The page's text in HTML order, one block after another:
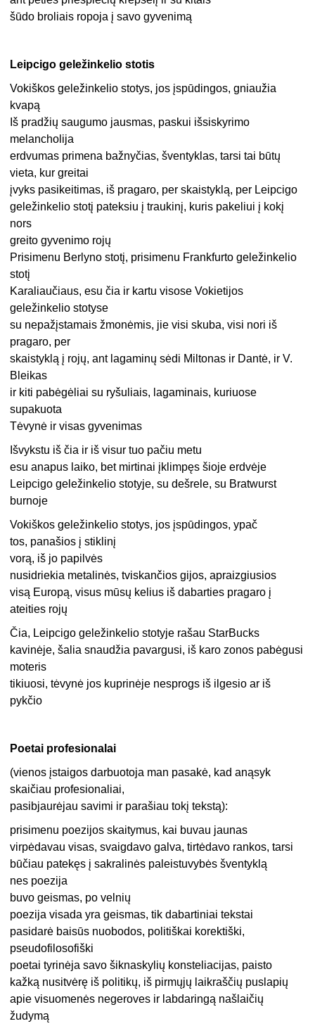
šūdo broliais ropoja į savo gyvenimą
Leipcigo geležinkelio stotis
Vokiškos geležinkelio stotys, jos įspūdingos, gniaužia
kvapą
Iš pradžių saugumo jausmas, paskui išsiskyrimo
melancholija
erdvumas primena bažnyčias, šventyklas, tarsi tai būtų
vieta, kur greitai
įvyks pasikeitimas, iš pragaro, per skaistyklą, per Leipcigo
geležinkelio stotį pateksiu į traukinį, kuris pakeliui į kokį
nors
greito gyvenimo rojų
Prisimenu Berlyno stotį, prisimenu Frankfurto geležinkelio
stotį
Karaliaučiaus, esu čia ir kartu visose Vokietijos
geležinkelio stotyse
su nepažįstamais žmonėmis, jie visi skuba, visi nori iš
pragaro, per
skaistyklą į rojų, ant lagaminų sėdi Miltonas ir Dantė, ir V.
Bleikas
ir kiti pabėgėliai su ryšuliais, lagaminais, kuriuose
supakuota
Tėvynė ir visas gyvenimas
Išvykstu iš čia ir iš visur tuo pačiu metu
esu anapus laiko, bet mirtinai įklimpęs šioje erdvėje
Leipcigo geležinkelio stotyje, su dešrele, su Bratwurst
burnoje
Vokiškos geležinkelio stotys, jos įspūdingos, ypač
tos, panašios į stiklinį
vorą, iš jo papilvės
nusidriekia metalinės, tviskančios gijos, apraizgiusios
visą Europą, visus mūsų kelius iš dabarties pragaro į
ateities rojų
Čia, Leipcigo geležinkelio stotyje rašau StarBucks
kavinėje, šalia snaudžia pavargusi, iš karo zonos pabėgusi
moteris
tikiuosi, tėvynė jos kuprinėje nesprogs iš ilgesio ar iš
pykčio
Poetai profesionalai
(vienos įstaigos darbuotoja man pasakė, kad anąsyk
skaičiau profesionaliai,
pasibjaurėjau savimi ir parašiau tokį tekstą):
prisimenu poezijos skaitymus, kai buvau jaunas
virpėdavau visas, svaigdavo galva, tirtėdavo rankos, tarsi
būčiau patekęs į sakralinės paleistuvybės šventyklą
nes poezija
buvo geismas, po velnių
poezija visada yra geismas, tik dabartiniai tekstai
pasidarė baisūs nuobodos, politiškai korektiški,
pseudofilosofiški
poetai tyrinėja savo šiknaskylių konsteliacijas, paisto
kažką nusitvėrę iš politikų, iš pirmųjų laikraščių puslapių
apie visuomenės negeroves ir labdaringą našlaičių
žudymą